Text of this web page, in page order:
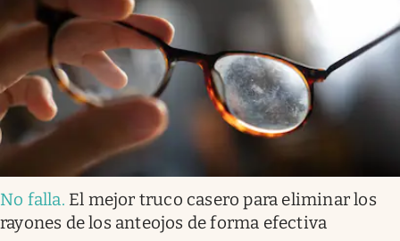
No falla. El mejor truco casero para eliminar los
rayones de los anteojos de forma efectiva